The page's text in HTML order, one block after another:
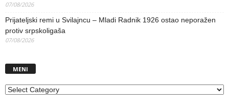
07/08/2026
Prijateljski remi u Svilajncu – Mladi Radnik 1926 ostao neporažen
protiv srpskoligaša
07/08/2026
MENI
MENI